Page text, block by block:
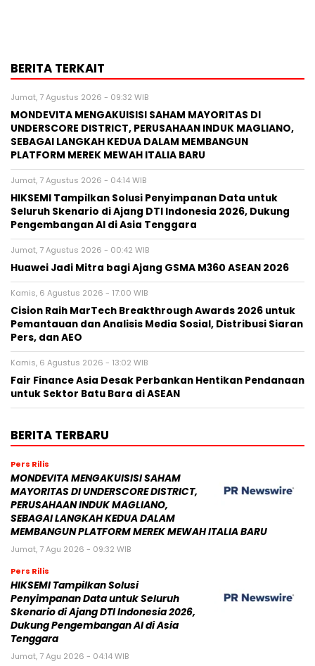
BERITA TERKAIT
Jumat, 7 Agustus 2026 - 09:32 WIB
MONDEVITA MENGAKUISISI SAHAM MAYORITAS DI
UNDERSCORE DISTRICT, PERUSAHAAN INDUK MAGLIANO,
SEBAGAI LANGKAH KEDUA DALAM MEMBANGUN
PLATFORM MEREK MEWAH ITALIA BARU
Jumat, 7 Agustus 2026 - 04:14 WIB
HIKSEMI Tampilkan Solusi Penyimpanan Data untuk
Seluruh Skenario di Ajang DTI Indonesia 2026, Dukung
Pengembangan AI di Asia Tenggara
Jumat, 7 Agustus 2026 - 00:42 WIB
Huawei Jadi Mitra bagi Ajang GSMA M360 ASEAN 2026
Kamis, 6 Agustus 2026 - 17:00 WIB
Cision Raih MarTech Breakthrough Awards 2026 untuk
Pemantauan dan Analisis Media Sosial, Distribusi Siaran
Pers, dan AEO
Kamis, 6 Agustus 2026 - 13:02 WIB
Fair Finance Asia Desak Perbankan Hentikan Pendanaan
untuk Sektor Batu Bara di ASEAN
BERITA TERBARU
Pers Rilis
MONDEVITA MENGAKUISISI SAHAM
MAYORITAS DI UNDERSCORE DISTRICT,
PERUSAHAAN INDUK MAGLIANO,
SEBAGAI LANGKAH KEDUA DALAM
MEMBANGUN PLATFORM MEREK MEWAH ITALIA BARU
Jumat, 7 Agu 2026 - 09:32 WIB
Pers Rilis
HIKSEMI Tampilkan Solusi
Penyimpanan Data untuk Seluruh
Skenario di Ajang DTI Indonesia 2026,
Dukung Pengembangan AI di Asia
Tenggara
Jumat, 7 Agu 2026 - 04:14 WIB